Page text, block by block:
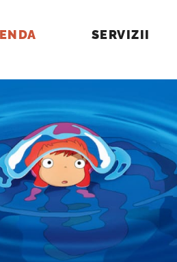
SERVIZII